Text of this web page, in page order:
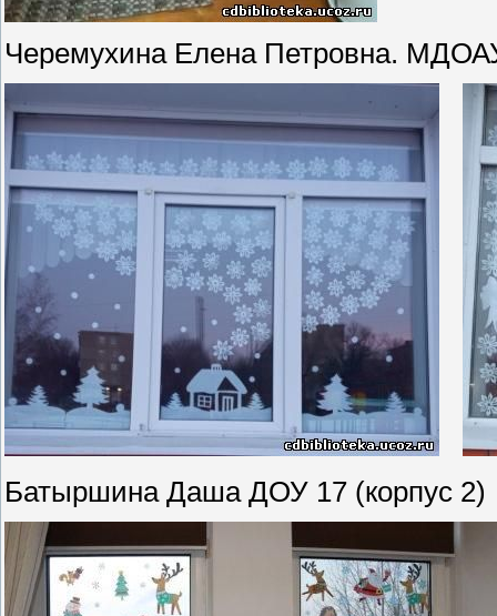
Черемухина Елена Петровна.
Батыршина Даша ДОУ 17 (корпус 2)